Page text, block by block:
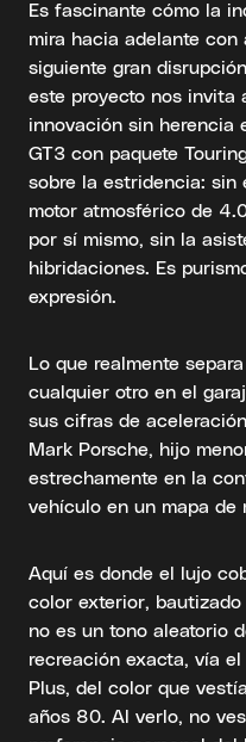
Es fascinante cómo la
mira hacia adelante con
siguiente gran
este proyecto nos invita
innovación sin herencia
GT3 con paquete
sobre la estridencia: sin
motor atmosférico de
por sí mismo, sin la
hibridaciones. Es
expresión.
Lo que realmente
cualquier otro en el
sus cifras de
Mark Porsche, hijo
estrechamente en la
vehículo en un mapa de
Aquí es donde el lujo
color exterior, bautizado
no es un tono aleatorio
recreación exacta, vía
Plus, del color que
años 80. Al verlo, no